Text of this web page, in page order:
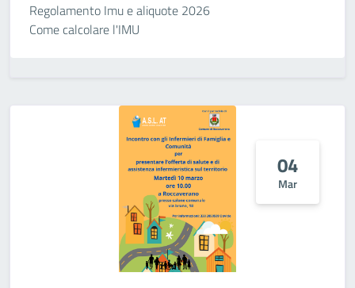
Regolamento Imu e aliquote 2026
Come calcolare l'IMU
04
Mar